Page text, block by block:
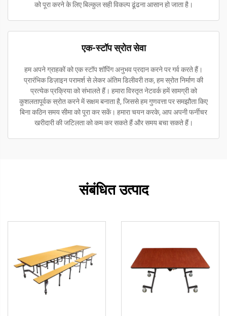
को पूरा करने के लिए बिल्कुल सही विकल्प ढूंढना आसान हो जाता है।
एक-स्टॉप स्रोत सेवा
हम अपने ग्राहकों को एक स्टॉप शॉपिंग अनुभव प्रदान करने पर गर्व करते हैं।
प्रारंभिक डिज़ाइन परामर्श से लेकर अंतिम डिलीवरी तक, हम स्रोत निर्माण की
प्रत्येक प्रक्रिया को संभालते हैं। हमारा विस्तृत नेटवर्क हमें सामग्री को
कुशलतापूर्वक स्रोत करने में सक्षम बनाता है, जिससे हम गुणवत्ता पर समझौता किए
बिना कठिन समय सीमा को पूरा कर सकें। हमारा चयन करके, आप अपनी फर्नीचर
खरीदारी की जटिलता को कम कर सकते हैं और समय बचा सकते हैं।
संबंधित उत्पाद